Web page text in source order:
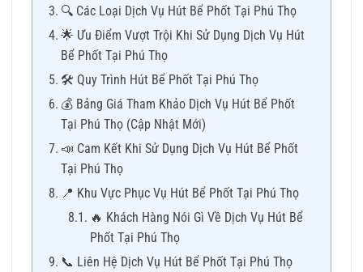
🔍 Các Loại Dịch Vụ Hút Bể Phốt Tại Phú Thọ
🌟 Ưu Điểm Vượt Trội Khi Sử Dụng Dịch Vụ Hút
Bể Phốt Tại Phú Thọ
🛠 Quy Trình Hút Bể Phốt Tại Phú Thọ
💰 Bảng Giá Tham Khảo Dịch Vụ Hút Bể Phốt
Tại Phú Thọ (Cập Nhật Mới)
📣 Cam Kết Khi Sử Dụng Dịch Vụ Hút Bể Phốt
Tại Phú Thọ
📍 Khu Vực Phục Vụ Hút Bể Phốt Tại Phú Thọ
🔥 Khách Hàng Nói Gì Về Dịch Vụ Hút Bể
Phốt Tại Phú Thọ
📞 Liên Hệ Dịch Vụ Hút Bể Phốt Tại Phú Thọ